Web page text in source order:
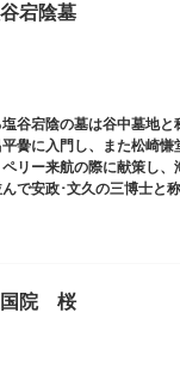
宕陰墓
谷宕陰の墓は谷中墓地と
黌に入門し、また松崎慊
リー来航の際に献策し、
で安政･文久の三博士と
応3年 （1867）に没しま
院 桜